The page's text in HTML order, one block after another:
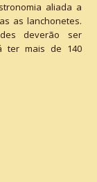
aliada a
as lanchonetes.
deverão ser
ter mais de 140